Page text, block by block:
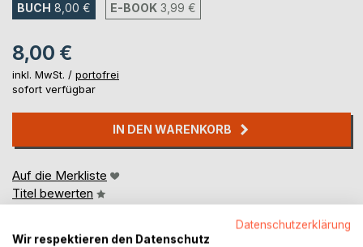
BUCH 8,00 € E-BOOK 3,99 €
8,00 €
inkl. MwSt. / portofrei
sofort verfügbar
IN DEN WARENKORB
Auf die Merkliste
Titel bewerten
Datenschutzerklärung
Wir respektieren den Datenschutz